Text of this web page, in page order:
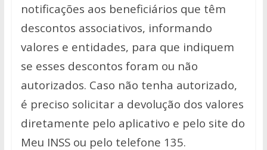
notificações aos beneficiários que têm
descontos associativos, informando
valores e entidades, para que indiquem
se esses descontos foram ou não
autorizados. Caso não tenha autorizado,
é preciso solicitar a devolução dos valores
diretamente pelo aplicativo e pelo site do
Meu INSS ou pelo telefone 135.